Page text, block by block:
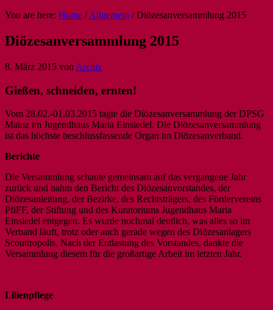
You are here: Home / Allgemein /Diözesanversammlung 2015
Diözesanversammlung 2015
8. März 2015 von Archiv
Gießen, schneiden, ernten!
Vom 28.02.-01.03.2015 tagte die Diözesanversammlung der DPSG
Mainz im Jugendhaus Maria Einsiedel. Die Diözesanversammlung
ist das höchste beschlussfassende Organ im Diözesanverband.
Berichte
Die Versammlung schaute gemeinsam auf das vergangene Jahr
zurück und nahm den Bericht des Diözesanvorstandes, der
Diözesanleitung, der Bezirke, des Rechtsträgers, des Fördervereins
PfiFF, der Stiftung und des Kuratoriums Jugendhaus Maria
Einsiedel entgegen. Es wurde nochmal deutlich, was alles so im
Verband läuft, trotz oder auch gerade wegen des Diözesanlagers
Scouttropolis. Nach der Entlastung des Vorstandes, dankte die
Versammlung diesem für die großartige Arbeit im letzten Jahr.
Lilienpflege